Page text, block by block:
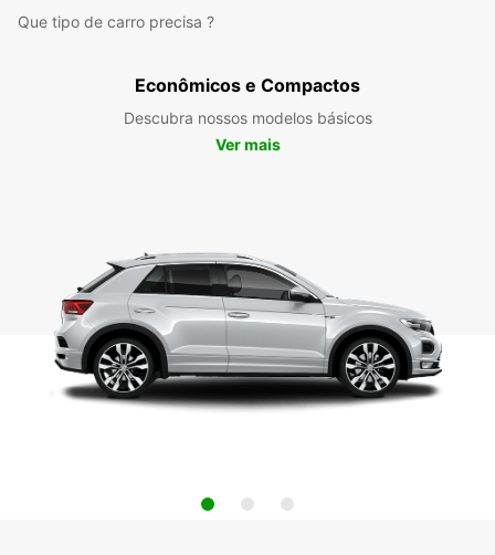
Que tipo de carro precisa ?
Econômicos e Compactos
Descubra nossos modelos básicos
Ver mais